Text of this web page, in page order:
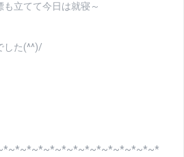
立てて今日は就寝～
した(^^)/